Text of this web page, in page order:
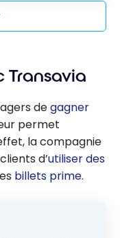
Transavia
degagner
permet
la compagnie
d’utiliser des
billets prime.